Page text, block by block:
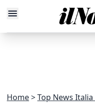
Home Top News